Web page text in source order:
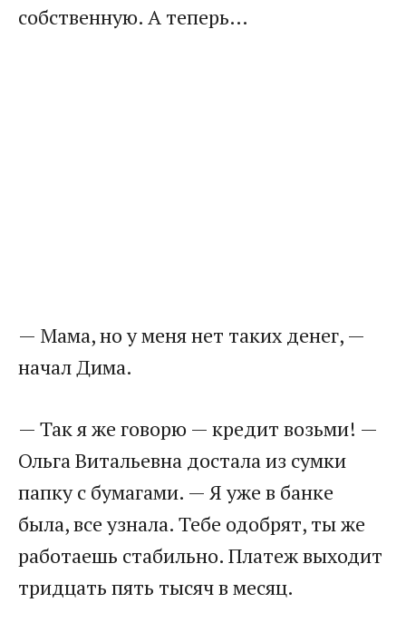
собственную. А теперь…
— Мама, но у меня нет таких денег, —
начал Дима.
— Так я же говорю — кредит возьми! —
Ольга Витальевна достала из сумки
папку с бумагами. — Я уже в банке
была, все узнала. Тебе одобрят, ты же
работаешь стабильно. Платеж выходит
тридцать пять тысяч в месяц.